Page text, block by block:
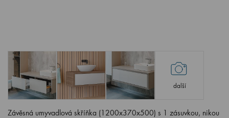
další
Závěsná umyvadlová skříňka (1200x370x500) s 1 zásuvkou, nikou